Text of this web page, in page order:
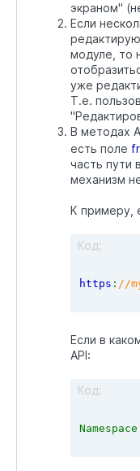
экраном"
Если
модуле, то
уже
Т.е.
В методах
есть поле
часть пути
механизм
К примеру,
Код:
https : //
Если в
API:
Код: